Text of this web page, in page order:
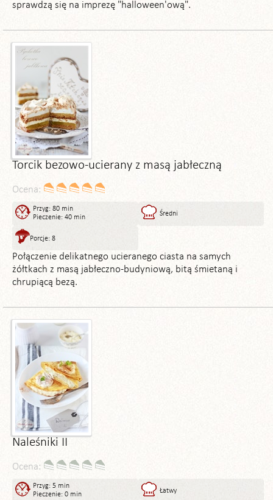
sprawdzą się na imprezę "halloween'ową".
Torcik bezowo-ucierany z masą jabłeczną
Ocena:
Przyg: 80 min
Pieczenie: 40 min
Średni
Porcje: 8
Połączenie delikatnego ucieranego ciasta na samych
żółtkach z masą jabłeczno-budyniową, bitą śmietaną i
chrupiącą bezą.
Naleśniki II
Ocena:
Przyg: 5 min
Pieczenie: 0 min
Łatwy